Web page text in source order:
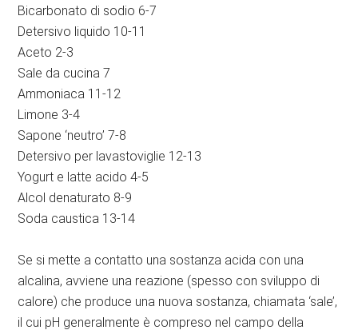
Bicarbonato di sodio 6-7
Detersivo liquido 10-11
Aceto 2-3
Sale da cucina 7
Ammoniaca 11-12
Limone 3-4
Sapone ‘neutro’ 7-8
Detersivo per lavastoviglie 12-13
Yogurt e latte acido 4-5
Alcol denaturato 8-9
Soda caustica 13-14
Se si mette a contatto una sostanza acida con una
alcalina, avviene una reazione (spesso con sviluppo di
calore) che produce una nuova sostanza, chiamata ‘sale’,
il cui pH generalmente è compreso nel campo della